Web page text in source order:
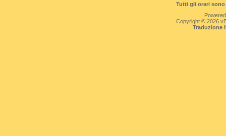
Tutti gli orari
Copyright © 2026
Traduzione